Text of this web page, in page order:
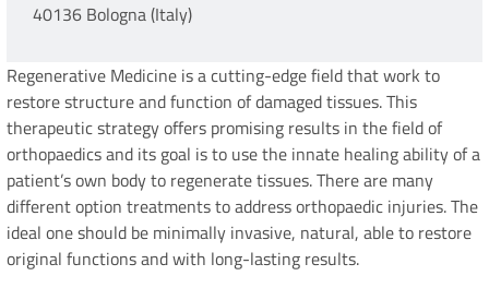
40136 Bologna (Italy)
Regenerative Medicine is a cutting-edge field that work to
restore structure and function of damaged tissues. This
therapeutic strategy offers promising results in the field of
orthopaedics and its goal is to use the innate healing ability of a
patient’s own body to regenerate tissues. There are many
different option treatments to address orthopaedic injuries. The
ideal one should be minimally invasive, natural, able to restore
original functions and with long-lasting results.